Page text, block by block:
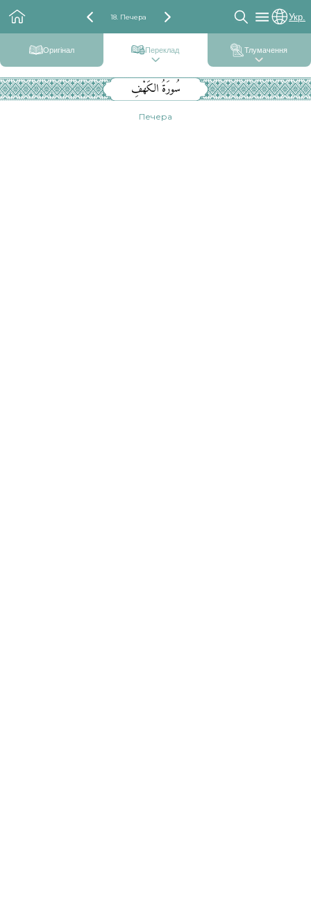
18. Печера Укр.
Оригінал Переклад Тлумачення
سُورَةُ الكَهْفِ
Печера